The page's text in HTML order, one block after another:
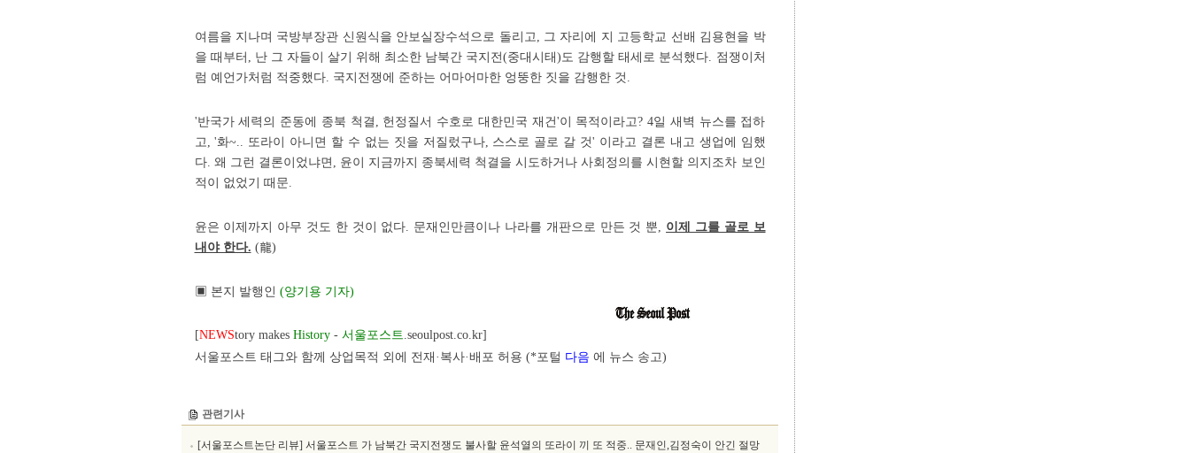
여름을 지나며 국방부장관 신원식을 안보실장수석으로 돌리고, 그 자리에 지 고등학교 선배 김용현을 박
을 때부터, 난 그 자들이 살기 위해 최소한 남북간 국지전(중대시태)도 감행할 태세로 분석했다. 점쟁이처
럼 예언가처럼 적중했다. 국지전쟁에 준하는 어마어마한 엉뚱한 짓을 감행한 것.
'반국가 세력의 준동에 종북 척결, 헌정질서 수호로 대한민국 재건'이 목적이라고? 4일 새벽 뉴스를 접하
고, '화~.. 또라이 아니면 할 수 없는 짓을 저질렀구나, 스스로 골로 갈 것' 이라고 결론 내고 생업에 임했
다. 왜 그런 결론이었냐면, 윤이 지금까지 종북세력 척결을 시도하거나 사회정의를 시현할 의지조차 보인
적이 없었기 때문.
윤은 이제까지 아무 것도 한 것이 없다. 문재인만큼이나 나라를 개판으로 만든 것 뿐, 이제 그를 골로 보
내야 한다. (龍)
▣ 본지 발행인 (양기용 기자)
[NEWStory makes History- 서울포스트.seoulpost.co.kr]
서울포스트 태그와 함께 상업목적 외에 전재·복사·배포 허용 (*포털 다음 에 뉴스 송고)
관련기사
[서울포스트논단 리뷰] 서울포스트 가 남북간 국지전쟁도 불사할 윤석열의 또라이 끼 또 적중.. 문재인,김정숙이 안긴 절망